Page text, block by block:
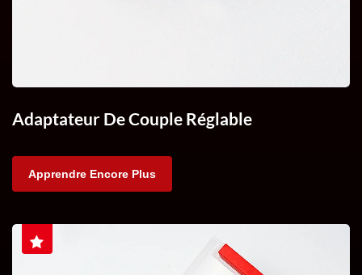
Adaptateur De Couple Réglable
Apprendre Encore Plus